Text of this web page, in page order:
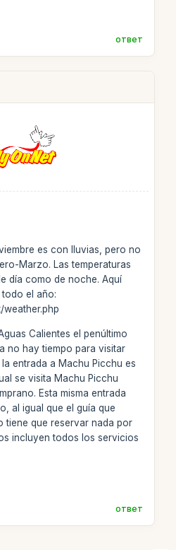
ответ
es con lluvias, pero no
Marzo. Las temperaturas
día como de noche. Aquí
el año:
weather.php
Calientes el penúltimo
no hay tiempo para visitar
entrada a Machu Picchu es
se visita Machu Picchu
Esta misma entrada
al igual que el guía que
tiene que reservar nada por
incluyen todos los servicios
ответ